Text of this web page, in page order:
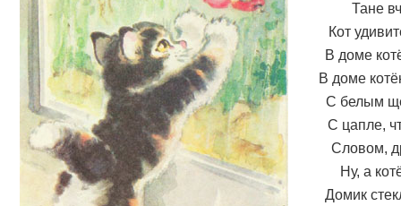
Тане
Кот
В доме
В доме
С белым
С цапле,
Словом,
Ну, а
Домик